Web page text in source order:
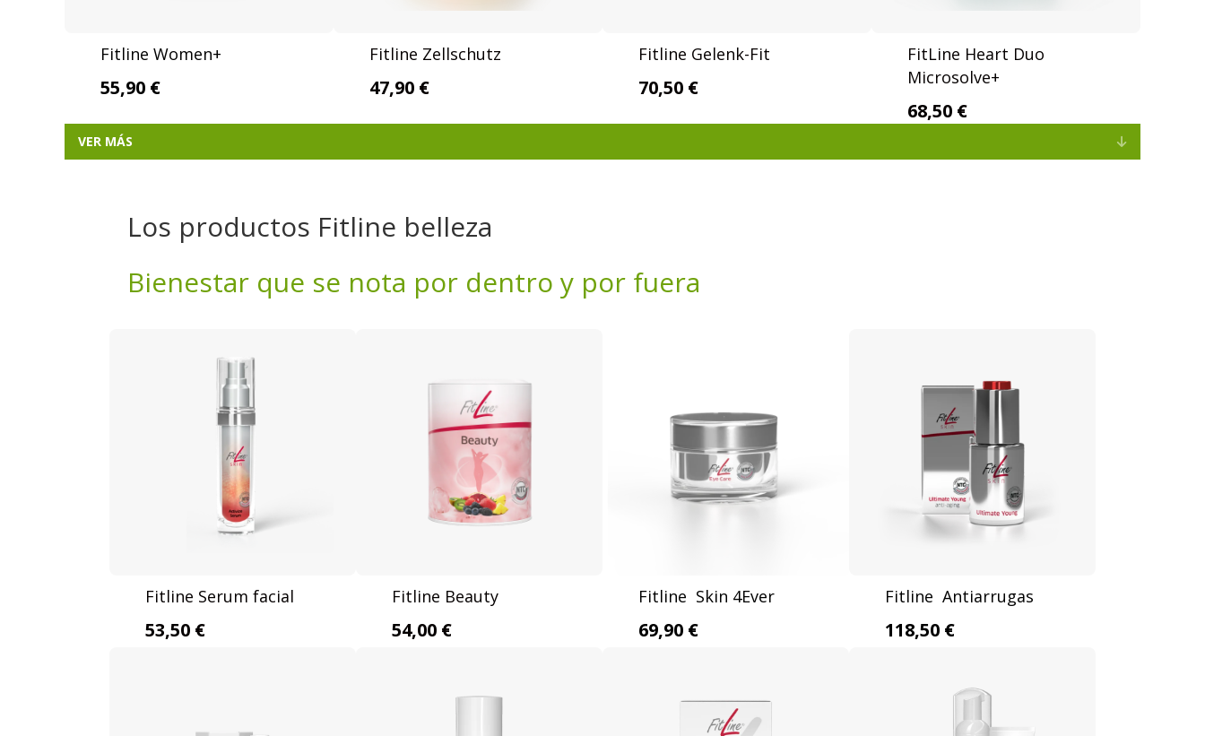
Fitline Women+
55,90 €
Fitline Zellschutz
47,90 €
Fitline Gelenk-Fit
70,50 €
FitLine Heart Duo
Microsolve+
68,50 €
VER MÁS Expand
Los productos Fitline belleza
Bienestar que se nota por dentro y por fuera
Fitline Serum facial
53,50 €
Fitline Beauty
54,00 €
Fitline Skin 4Ever
69,90 €
Fitline Antiarrugas
118,50 €